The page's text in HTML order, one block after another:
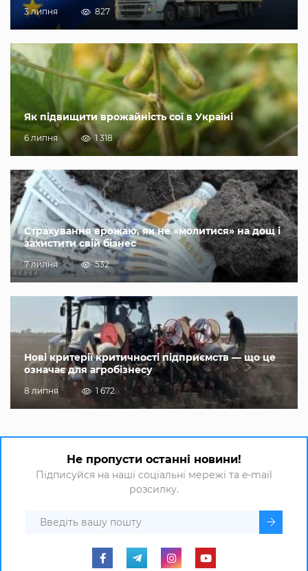
3 липня 827
Як підвищити врожайність сої в Україні
6 липня 1 318
Страхування врожаю, як не «молитися» на дощ і
захистити свій бізнес
7 липня 532
Нові критерії критичності підприємств — що це
означає для агробізнесу
8 липня 1 672
Не пропусти останні новини!
Підписуйся на наші соціальні мережі та e-mail
розсилку.